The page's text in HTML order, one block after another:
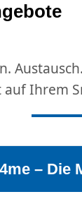
auf Ihrem
– Die